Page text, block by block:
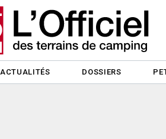
ACTUALITÉS DOSSIERS